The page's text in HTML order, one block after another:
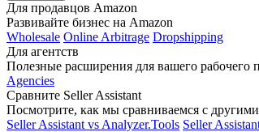
Для продавцов Amazon
Развивайте бизнес на Amazon
Wholesale Online Arbitrage Dropshipping
Для агентств
Полезные расширения для вашего рабочего
Agencies
Сравните Seller Assistant
Посмотрите, как мы сравниваемся с
Seller Assistant vs Analyzer.Tools Seller